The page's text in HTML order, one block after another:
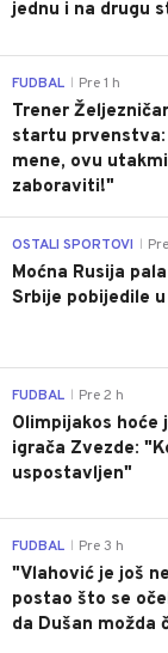
jednu i na drugu
FUDBAL Pre 1 h
Trener
startu prvenstva:
mene, ovu
zaboraviti!"
OSTALI SPORTOVI
Moćna Rusija
Srbije pobijedile
FUDBAL Pre 2 h
Olimpijakos hoće
igrača Zvezde:
uspostavljen"
FUDBAL Pre 3 h
"Vlahović je još
postao što se
da Dušan možda